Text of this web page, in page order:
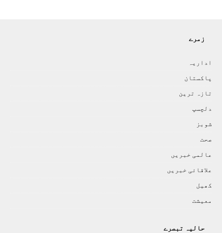
زمرے
اداريہ
پاکستان
تازہ ترين
دلچسپ
شوبز
صحت
عالمی خبريں
علاقائی خبريں
کھيل
معيشت
حالیہ تبصرے